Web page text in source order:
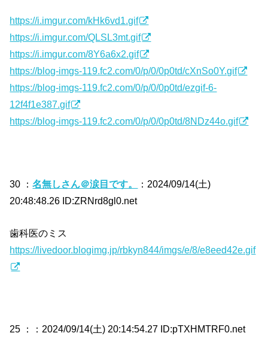
https://i.imgur.com/kHk6vd1.gif
https://i.imgur.com/QLSL3mt.gif
https://i.imgur.com/8Y6a6x2.gif
https://blog-imgs-119.fc2.com/0/p/0/0p0td/cXnSo0Y.gif
https://blog-imgs-119.fc2.com/0/p/0/0p0td/ezgif-6-
12f4f1e387.gif
https://blog-imgs-119.fc2.com/0/p/0/0p0td/8NDz44o.gif
30 ：名無しさん＠涙目です。
：2024/09/14(土)
20:48:48.26 ID:ZRNrd8gl0.net
歯科医のミス
https://livedoor.blogimg.jp/rbkyn844/imgs/e/8/e8eed42e.gif
25 ： ：2024/09/14(土) 20:14:54.27 ID:pTXHMTRF0.net